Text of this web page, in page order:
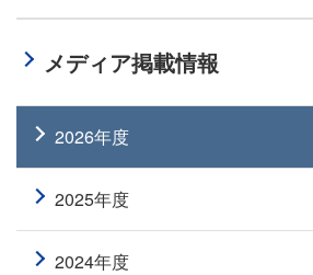
メディア掲載情報
2026年度
2025年度
2024年度